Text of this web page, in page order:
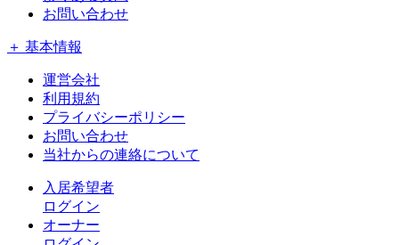
お問い合わせ
＋ 基本情報
運営会社
利用規約
プライバシーポリシー
お問い合わせ
当社からの連絡について
入居希望者
ログイン
オーナー